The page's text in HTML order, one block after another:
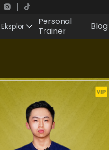
Eksplor
Personal
Trainer
Blog